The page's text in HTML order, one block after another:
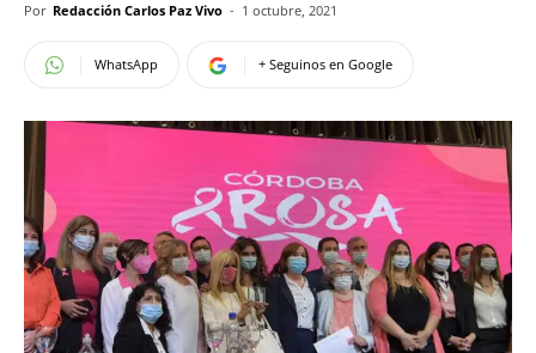
Por Redacción Carlos Paz Vivo - 1 octubre, 2021
WhatsApp + Seguinos en Google